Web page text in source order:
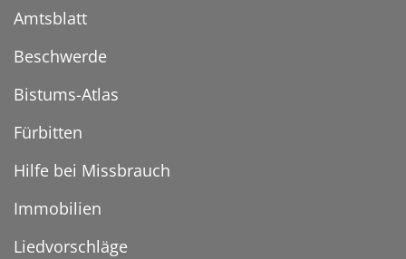
Amtsblatt
Beschwerde
Bistums-Atlas
Fürbitten
Hilfe bei Missbrauch
Immobilien
Liedvorschläge